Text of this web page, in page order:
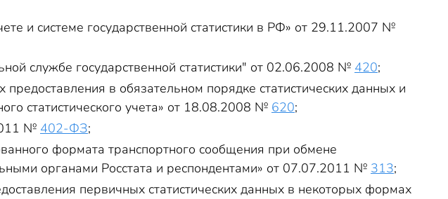
и системе государственной статистики в РФ» от 29.11.2007 №
службе государственной статистики" от 02.06.2008 № 420;
в обязательном порядке статистических данных и
статистического учета» от 18.08.2008 № 620;
№ 402-ФЗ;
формата транспортного сообщения при обмене
органами Росстата и респондентами» от 07.07.2011 № 313;
первичных статистических данных в некоторых формах